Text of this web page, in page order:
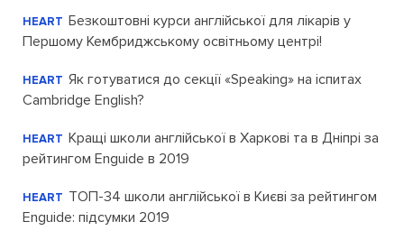
HEART Безкоштовні курси англійської для лікарів у
Першому Кембриджському освітньому центрі!
HEART Як готуватися до секції «Speaking» на іспитах
Cambridge English?
HEART Кращі школи англійської в Харкові та в Дніпрі за
рейтингом Enguide в 2019
HEART ТОП-34 школи англійської в Києві за рейтингом
Enguide: підсумки 2019